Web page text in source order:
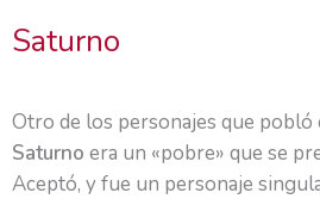
Saturno
Otro de los personajes que pobló
Saturno era un «pobre» que se
Aceptó, y fue un personaje